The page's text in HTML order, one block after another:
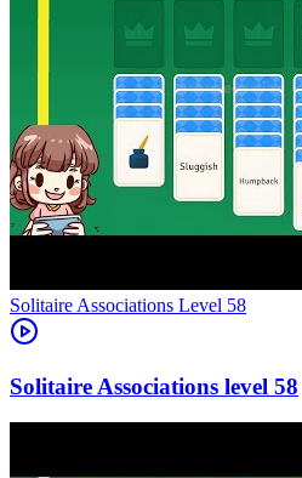
Level 58
58